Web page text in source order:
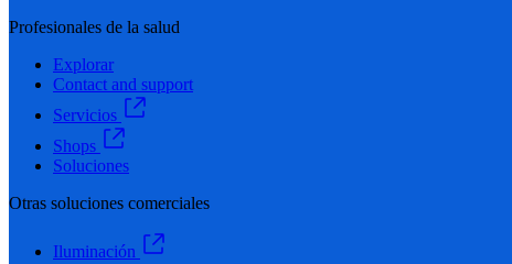
Profesionales de la salud
Explorar
Contact and support
Servicios
Shops
Soluciones
Otras soluciones comerciales
Iluminación